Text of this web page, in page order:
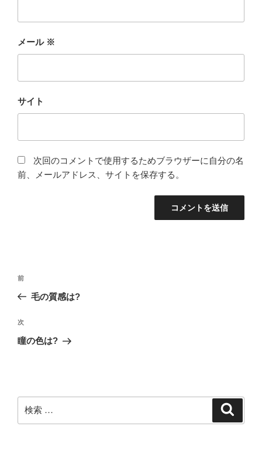
メール ※
サイト
次回のコメントで使用するためブラウザーに自分の名
前、メールアドレス、サイトを保存する。
投
ビ
ゲ
ン
過
去
投
稿
前
毛の質感は?
次
の
次
瞳の色は?
索: